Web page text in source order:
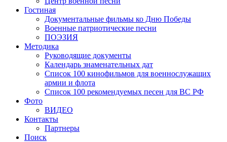
Гостиная
Документальные фильмы ко Дню Победы
Военные патриотические песни
ПОЭЗИЯ
Методика
Руководящие документы
Календарь знаменательных дат
Список 100 кинофильмов для военнослужащих
армии и флота
Список 100 рекомендуемых песен для ВС РФ
Фото
ВИДЕО
Контакты
Партнеры
Поиск